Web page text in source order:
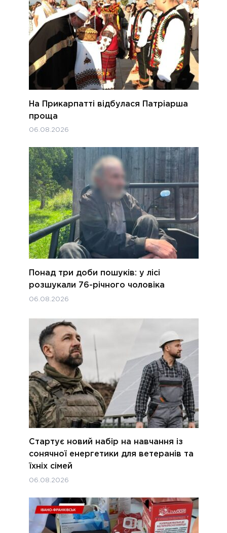
На Прикарпатті відбулася Патріарша
проща
06.08.2026
Понад три доби пошуків: у лісі
розшукали 76-річного чоловіка
06.08.2026
Стартує новий набір на навчання із
сонячної енергетики для ветеранів та
їхніх сімей
06.08.2026